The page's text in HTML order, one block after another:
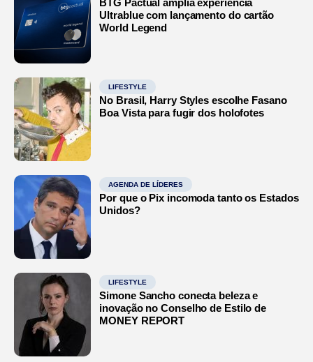
BTG Pactual amplia experiência
Ultrablue com lançamento do cartão
World Legend
LIFESTYLE
No Brasil, Harry Styles escolhe Fasano
Boa Vista para fugir dos holofotes
AGENDA DE LÍDERES
Por que o Pix incomoda tanto os Estados
Unidos?
LIFESTYLE
Simone Sancho conecta beleza e
inovação no Conselho de Estilo de
MONEY REPORT